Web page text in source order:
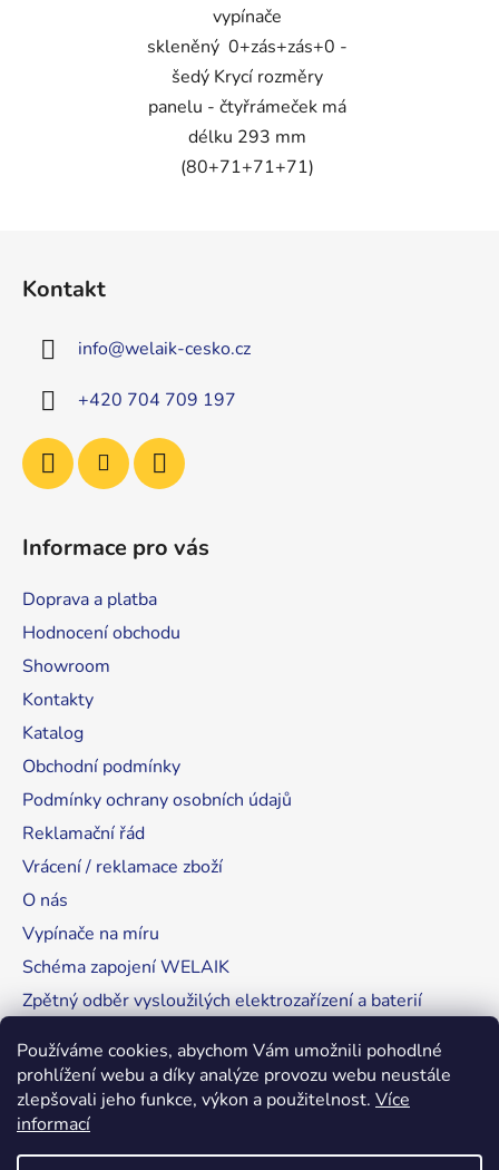
Používáme cookies, abychom Vám umožnili pohodlné
prohlížení webu a díky analýze provozu webu neustále
zlepšovali jeho funkce, výkon a použitelnost. Více
informací
vypínače
skleněný 0+zás+zás+0 -
šedý Krycí rozměry
panelu - čtyřrámeček má
délku 293 mm
(80+71+71+71)
Kontakt
info@welaik-cesko.cz
+420 704 709 197
Informace pro vás
Doprava a platba
Hodnocení obchodu
Showroom
Kontakty
Katalog
Obchodní podmínky
Podmínky ochrany osobních údajů
Reklamační řád
Vrácení / reklamace zboží
O nás
Vypínače na míru
Schéma zapojení WELAIK
Zpětný odběr vysloužilých elektrozařízení a baterií
RozsvítímeSvět.cz